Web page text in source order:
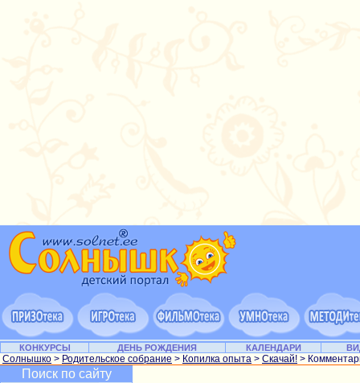
КОНКУРСЫ ДЕНЬ РОЖДЕНИЯ КАЛЕНДАРИ
Солнышко > Родительское собрание > Копилка опыта > Скачай! >
Поиск по сайту